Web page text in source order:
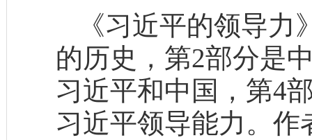
《习近平的领导
的历史，第2部分是
习近平和中国，第4
习近平领导能力。作